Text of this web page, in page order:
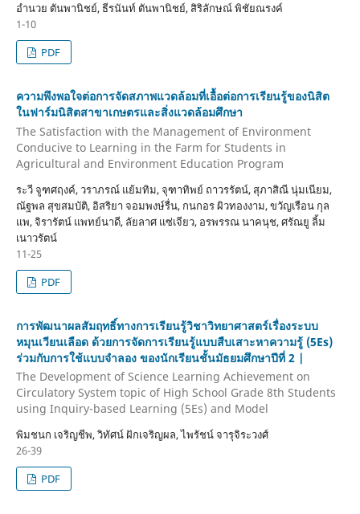
อำนวย ตันพานิชย์, ธีรนันท์ ตันพานิชย์, สิริลักษณ์ พิชัยณรงค์
1-10
PDF
ความพึงพอใจต่อการจัดสภาพแวดล้อมที่เอื้อต่อการเรียนรู้ของนิสิต
ในฟาร์มนิสิตสาขาเกษตรและสิ่งแวดล้อมศึกษา
The Satisfaction with the Management of Environment
Conducive to Learning in the Farm for Students in
Agricultural and Environment Education Program
ระวี จูฑศฤงค์, วราภรณ์ แย้มทิม, จุฑาทิพย์ ถาวรรัตน์, สุภาสิณี นุ่มเนียม,
ณัฐพล สุขสมบัติ, อิสริยา จอมพงษ์รื่น, กนกอร ผิวทองงาม, ขวัญเรือน กุล
แพ, จิรารัตน์ แพทย์นาดี, ลัยลาศ แซ่เจียว, อรพรรณ นาคนุช, ศรัณยู ลิ้ม
เนาวรัตน์
11-25
PDF
การพัฒนาผลสัมฤทธิ์ทางการเรียนรู้วิชาวิทยาศาสตร์เรื่องระบบ
หมุนเวียนเลือด ด้วยการจัดการเรียนรู้แบบสืบเสาะหาความรู้ (5Es)
ร่วมกับการใช้แบบจำลอง ของนักเรียนชั้นมัธยมศึกษาปีที่ 2 |
The Development of Science Learning Achievement on
Circulatory System topic of High School Grade 8th Students
using Inquiry-based Learning (5Es) and Model
พิมชนก เจริญชีพ, วิทัศน์ ฝักเจริญผล, ไพรัชน์ จารุจิระวงศ์
26-39
PDF